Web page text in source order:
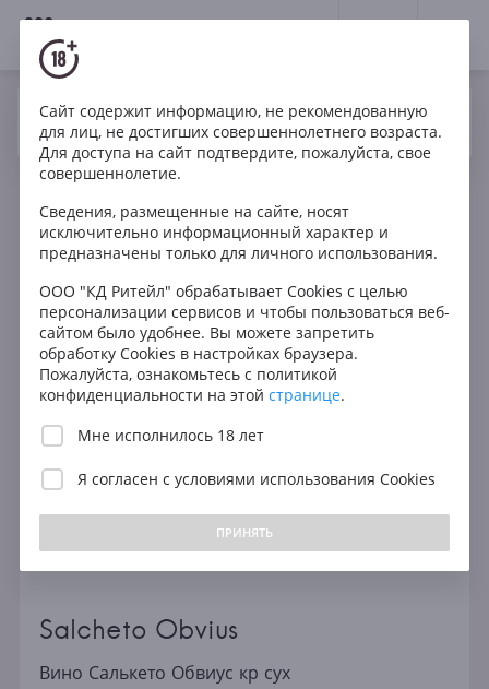
18+
Ваш город Москва ? Да
Вино Красное Сухое
Италия
Salcheto Obvius
Salcheto Obvius
Вино Салькето Обвиус кр сух
Сайт содержит информацию, не рекомендованную
для лиц, не достигших совершеннолетнего возраста.
Для доступа на сайт подтвердите, пожалуйста, свое
совершеннолетие.
Сведения, размещенные на сайте, носят
исключительно информационный характер и
предназначены только для личного использования.
ООО "КД Ритейл" обрабатывает Cookies с целью
персонализации сервисов и чтобы пользоваться веб-
сайтом было удобнее. Вы можете запретить
обработку Cookies в настройках браузера.
Пожалуйста, ознакомьтесь с политикой
конфиденциальности на этой странице.
Мне исполнилось 18 лет
Я согласен с условиями использования Cookies
ПРИНЯТЬ